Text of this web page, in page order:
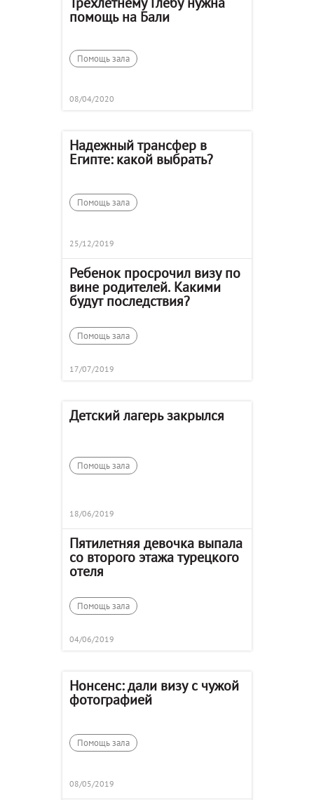
помощь на Бали
Помощь зала
08/04/2020
Надежный трансфер в
Египте: какой выбрать?
Помощь зала
25/12/2019
Ребенок просрочил визу по
вине родителей. Какими
будут последствия?
Помощь зала
17/07/2019
Детский лагерь закрылся
Помощь зала
18/06/2019
Пятилетняя девочка выпала
со второго этажа турецкого
отеля
Помощь зала
04/06/2019
Нонсенс: дали визу с чужой
фотографией
Помощь зала
08/05/2019